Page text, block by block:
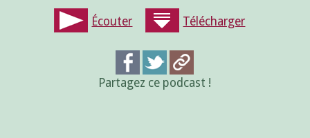
Écouter Télécharger
Partagez ce podcast !